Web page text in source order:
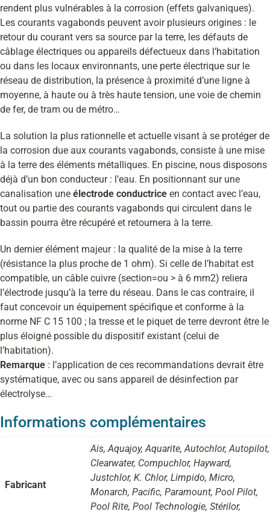
rendent plus vulnérables à la corrosion (effets galvaniques).
Les courants vagabonds peuvent avoir plusieurs origines : le
retour du courant vers sa source par la terre, les défauts de
câblage électriques ou appareils défectueux dans l’habitation
ou dans les locaux environnants, une perte électrique sur le
réseau de distribution, la présence à proximité d’une ligne à
moyenne, à haute ou à très haute tension, une voie de chemin
de fer, de tram ou de métro…
La solution la plus rationnelle et actuelle visant à se protéger de
la corrosion due aux courants vagabonds, consiste à une mise
à la terre des éléments métalliques. En piscine, nous disposons
déjà d’un bon conducteur : l’eau. En positionnant sur une
canalisation une électrode conductrice en contact avec l’eau,
tout ou partie des courants vagabonds qui circulent dans le
bassin pourra être récupéré et retournera à la terre.
Un dernier élément majeur : la qualité de la mise à la terre
(résistance la plus proche de 1 ohm). Si celle de l’habitat est
compatible, un câble cuivre (section=ou > à 6 mm2) reliera
l’électrode jusqu’à la terre du réseau. Dans le cas contraire, il
faut concevoir un équipement spécifique et conforme à la
norme NF C 15 100 ; la tresse et le piquet de terre devront être le
plus éloigné possible du dispositif existant (celui de
l’habitation).
Remarque : l’application de ces recommandations devrait être
systématique, avec ou sans appareil de désinfection par
électrolyse…
Informations complémentaires
Fabricant
Ais, Aquajoy, Aquarite, Autochlor, Autopilot,
Clearwater, Compuchlor, Hayward,
Justchlor, K. Chlor, Limpido, Micro,
Monarch, Pacific, Paramount, Pool Pilot,
Pool Rite, Pool Technologie, Stérilor,